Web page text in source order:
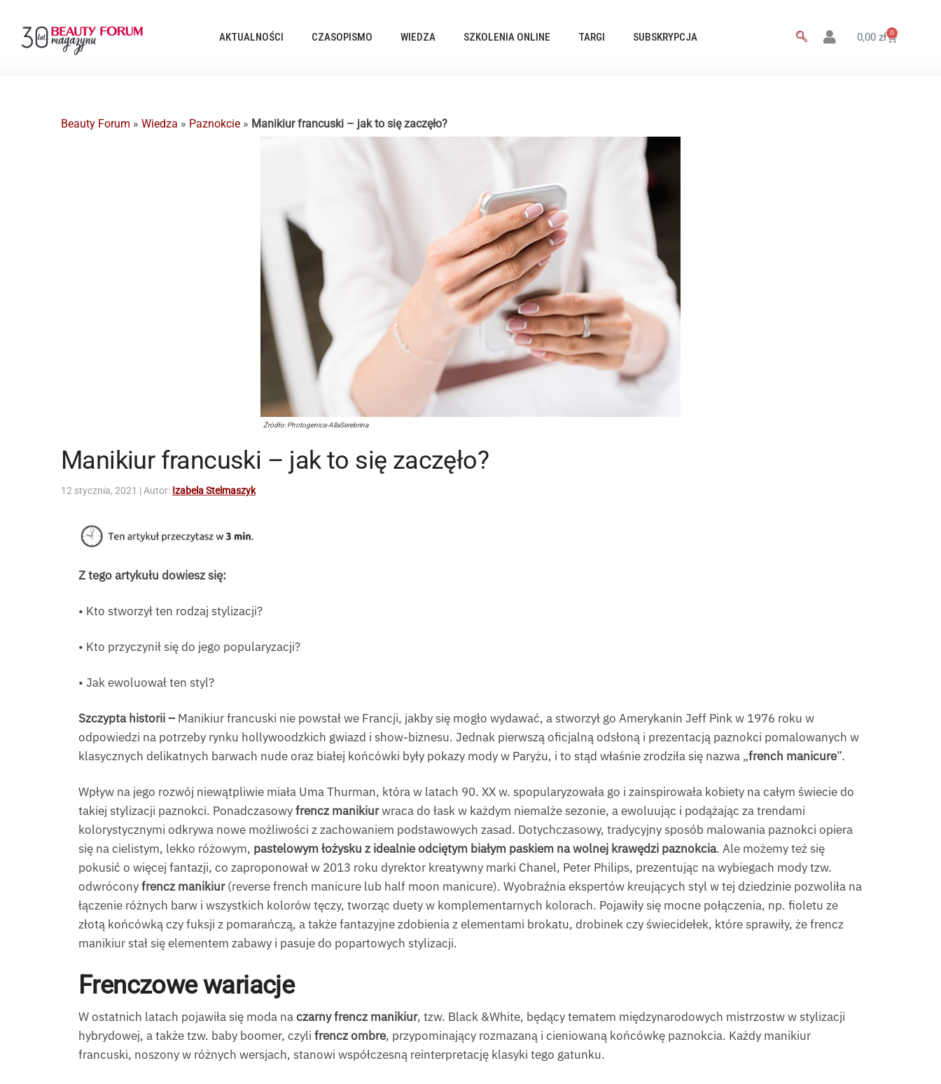
AKTUALNOŚCI CZASOPISMO WIEDZA SZKOLENIA ONLINE TARGI SUBSKRYPCJA 0,00 zł 0
Beauty Forum » Wiedza » Paznokcie » Manikiur francuski – jak to się zaczęło?
Źródło: Photogenica-AllaSerebrina
Manikiur francuski – jak to się zaczęło?
12 stycznia, 2021 | Autor: Izabela Stelmaszyk
Z tego artykułu dowiesz się:
• Kto stworzył ten rodzaj stylizacji?
• Kto przyczynił się do jego popularyzacji?
• Jak ewoluował ten styl?
Szczypta historii – Manikiur francuski nie powstał we Francji, jakby się mogło wydawać, a stworzył go Amerykanin Jeff Pink w 1976 roku w
odpowiedzi na potrzeby rynku hollywoodzkich gwiazd i show-biznesu. Jednak pierwszą oficjalną odsłoną i prezentacją paznokci pomalowanych w
klasycznych delikatnych barwach nude oraz białej końcówki były pokazy mody w Paryżu, i to stąd właśnie zrodziła się nazwa „french manicure”.
Wpływ na jego rozwój niewątpliwie miała Uma Thurman, która w latach 90. XX w. spopularyzowała go i zainspirowała kobiety na całym świecie do
takiej stylizacji paznokci. Ponadczasowyfrencz manikiurwraca do łask w każdym niemalże sezonie, a ewoluując i podążając za trendami
kolorystycznymi odkrywa nowe możliwości z zachowaniem podstawowych zasad. Dotychczasowy, tradycyjny sposób malowania paznokci opiera
się na cielistym, lekko różowym, pastelowym łożysku z idealnie odciętym białym paskiem na wolnej krawędzi paznokcia. Ale możemy też się
pokusić o więcej fantazji, co zaproponował w 2013 roku dyrektor kreatywny marki Chanel, Peter Philips, prezentując na wybiegach mody tzw.
odwróconyfrencz manikiur(reverse french manicure lub half moon manicure). Wyobraźnia ekspertów kreujących styl w tej dziedzinie pozwoliła na
łączenie różnych barw i wszystkich kolorów tęczy, tworząc duety w komplementarnych kolorach. Pojawiły się mocne połączenia, np. fioletu ze
złotą końcówką czy fuksji z pomarańczą, a także fantazyjne zdobienia z elementami brokatu, drobinek czy świecidełek, które sprawiły, że frencz
manikiur stał się elementem zabawy i pasuje do popartowych stylizacji.
Frenczowe wariacje
W ostatnich latach pojawiła się moda naczarny frencz manikiur, tzw. Black &White, będący tematem międzynarodowych mistrzostw w stylizacji
hybrydowej, a także tzw. baby boomer, czyli frencz ombre, przypominający rozmazaną i cieniowaną końcówkę paznokcia. Każdy manikiur
francuski, noszony w różnych wersjach, stanowi współczesną reinterpretację klasyki tego gatunku.